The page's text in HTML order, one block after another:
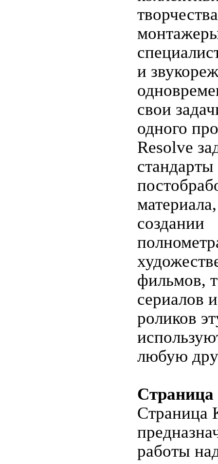
и
свои
одного
Resolve
создании
фильмов,
сериалов
роликов
любую
Страница
работы